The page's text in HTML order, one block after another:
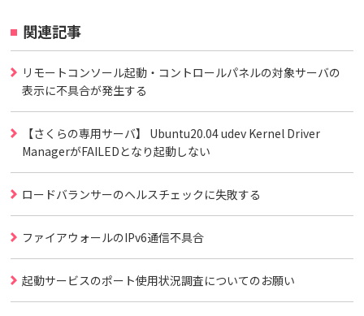
関連記事
リモートコンソール起動・コントロールパネルの対象サーバの
表示に不具合が発生する
【さくらの専用サーバ】 Ubuntu20.04 udev Kernel Driver
ManagerがFAILEDとなり起動しない
ロードバランサーのヘルスチェックに失敗する
ファイアウォールのIPv6通信不具合
起動サービスのポート使用状況調査についてのお願い